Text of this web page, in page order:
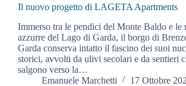
Il nuovo progetto di LAGETA Apartments
Immerso tra le pendici del Monte Baldo e le
azzurre del Lago di Garda, il borgo di
Garda conserva intatto il fascino dei suoi
storici, avvolti da ulivi secolari e da sentieri
salgono verso la…
Emanuele Marchetti
17 Ottobre